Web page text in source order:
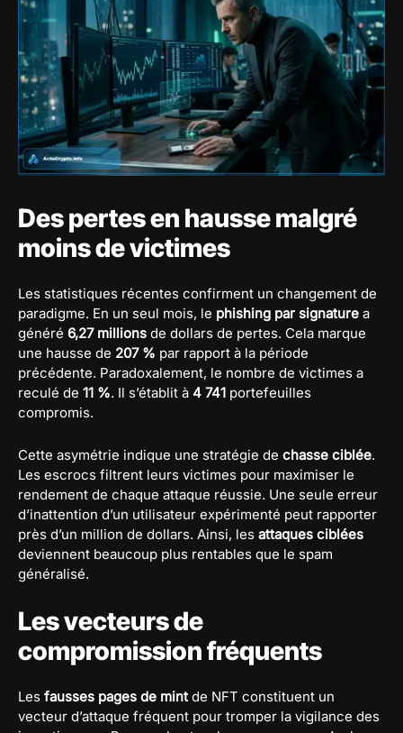
Des pertes en hausse malgré
moins de victimes
Les statistiques récentes confirment un changement de
paradigme. En un seul mois, le phishing par signature a
généré 6,27 millions de dollars de pertes. Cela marque
une hausse de 207 % par rapport à la période
précédente. Paradoxalement, le nombre de victimes a
reculé de 11 %. Il s’établit à 4 741 portefeuilles
compromis.
Cette asymétrie indique une stratégie de chasse ciblée.
Les escrocs filtrent leurs victimes pour maximiser le
rendement de chaque attaque réussie. Une seule erreur
d’inattention d’un utilisateur expérimenté peut rapporter
près d’un million de dollars. Ainsi, les attaques ciblées
deviennent beaucoup plus rentables que le spam
généralisé.
Les vecteurs de
compromission fréquents
Les fausses pages de mintde NFT constituent un
vecteur d’attaque fréquent pour tromper la vigilance des